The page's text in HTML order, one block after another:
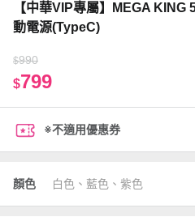
【中華VIP專屬】MEGA
動電源(TypeC)
$990
$799
※不適用優惠券
顏色 白色、藍色、紫色